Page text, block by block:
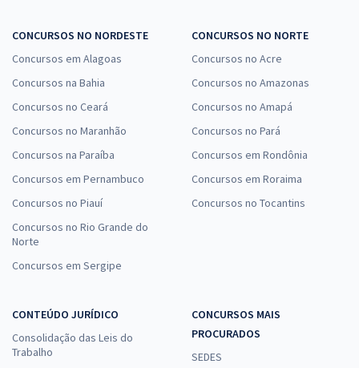
CONCURSOS NO NORDESTE
Concursos em Alagoas
Concursos na Bahia
Concursos no Ceará
Concursos no Maranhão
Concursos na Paraíba
Concursos em Pernambuco
Concursos no Piauí
Concursos no Rio Grande do
Norte
Concursos em Sergipe
CONCURSOS NO NORTE
Concursos no Acre
Concursos no Amazonas
Concursos no Amapá
Concursos no Pará
Concursos em Rondônia
Concursos em Roraima
Concursos no Tocantins
CONTEÚDO JURÍDICO
Consolidação das Leis do
Trabalho
CONCURSOS MAIS
PROCURADOS
SEDES